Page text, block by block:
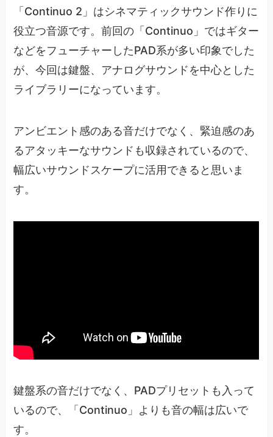
「Continuo 2」はシネマティックサウンド作りに
役立つ音源です。前回の「Continuo」ではギター
などをフューチャーしたPAD系が多い印象でした
が、今回は鍵盤、アナログサウンドを中心とした
ライブラリーになっています。
アンビエント感のある音だけでなく、緊迫感のあ
るアタッキーなサウンドも収録されているので、
幅広いサウンドスケープに活用できると思いま
す。
鍵盤系の音だけでなく、PADプリセットも入って
いるので、「Continuo」よりも音の幅は広いで
す。